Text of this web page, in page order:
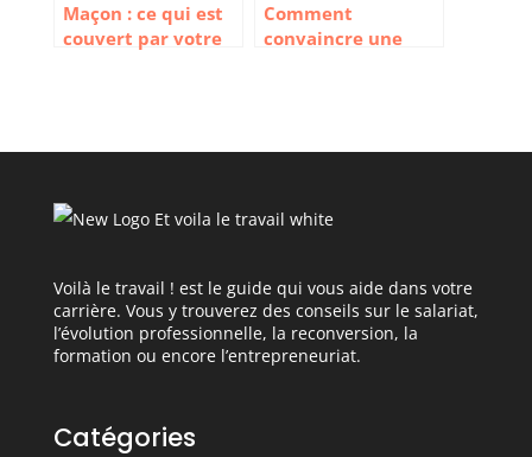
Maçon : ce qui est
couvert par votre
Comment
convaincre une
Voilà le travail ! est le guide qui vous aide dans votre
carrière. Vous y trouverez des conseils sur le salariat,
l’évolution professionnelle, la reconversion, la
formation ou encore l’entrepreneuriat.
Catégories